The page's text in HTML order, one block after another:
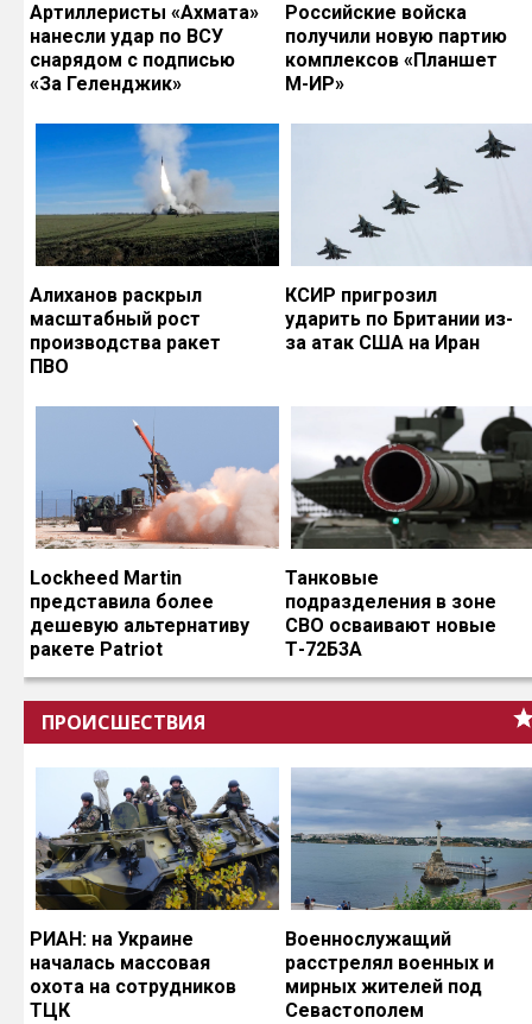
Артиллеристы «Ахмата»
нанесли удар по ВСУ
снарядом с подписью
«За Геленджик»
Российские войска
получили новую партию
комплексов «Планшет
М-ИР»
Алиханов раскрыл
масштабный рост
производства ракет
ПВО
КСИР пригрозил
ударить по Британии из-
за атак США на Иран
Lockheed Martin
представила более
дешевую альтернативу
ракете Patriot
Танковые
подразделения в зоне
СВО осваивают новые
Т-72Б3А
ПРОИСШЕСТВИЯ
РИАН: на Украине
началась массовая
охота на сотрудников
ТЦК
Военнослужащий
расстрелял военных и
мирных жителей под
Севастополем